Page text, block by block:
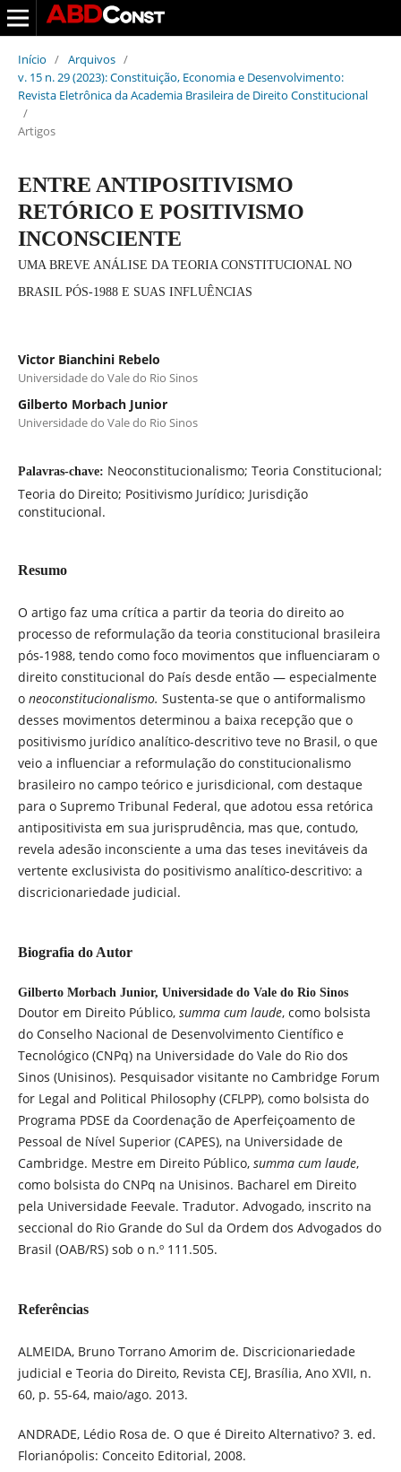
Início / Arquivos /
v. 15 n. 29 (2023): Constituição, Economia e Desenvolvimento:
Revista Eletrônica da Academia Brasileira de Direito Constitucional
/
Artigos
ENTRE ANTIPOSITIVISMO
RETÓRICO E POSITIVISMO
INCONSCIENTE
UMA BREVE ANÁLISE DA TEORIA CONSTITUCIONAL NO
BRASIL PÓS-1988 E SUAS INFLUÊNCIAS
Victor Bianchini Rebelo
Universidade do Vale do Rio Sinos
Gilberto Morbach Junior
Universidade do Vale do Rio Sinos
Palavras-chave: Neoconstitucionalismo; Teoria Constitucional;
Teoria do Direito; Positivismo Jurídico; Jurisdição
constitucional.
Resumo
O artigo faz uma crítica a partir da teoria do direito ao
processo de reformulação da teoria constitucional brasileira
pós-1988, tendo como foco movimentos que influenciaram o
direito constitucional do País desde então — especialmente
o neoconstitucionalismo. Sustenta-se que o antiformalismo
desses movimentos determinou a baixa recepção que o
positivismo jurídico analítico-descritivo teve no Brasil, o que
veio a influenciar a reformulação do constitucionalismo
brasileiro no campo teórico e jurisdicional, com destaque
para o Supremo Tribunal Federal, que adotou essa retórica
antipositivista em sua jurisprudência, mas que, contudo,
revela adesão inconsciente a uma das teses inevitáveis da
vertente exclusivista do positivismo analítico-descritivo: a
discricionariedade judicial.
Biografia do Autor
Gilberto Morbach Junior, Universidade do Vale do Rio Sinos
Doutor em Direito Público, summa cum laude, como bolsista
do Conselho Nacional de Desenvolvimento Científico e
Tecnológico (CNPq) na Universidade do Vale do Rio dos
Sinos (Unisinos). Pesquisador visitante no Cambridge Forum
for Legal and Political Philosophy (CFLPP), como bolsista do
Programa PDSE da Coordenação de Aperfeiçoamento de
Pessoal de Nível Superior (CAPES), na Universidade de
Cambridge. Mestre em Direito Público, summa cum laude,
como bolsista do CNPq na Unisinos. Bacharel em Direito
pela Universidade Feevale. Tradutor. Advogado, inscrito na
seccional do Rio Grande do Sul da Ordem dos Advogados do
Brasil (OAB/RS) sob o n.º 111.505.
Referências
ALMEIDA, Bruno Torrano Amorim de. Discricionariedade
judicial e Teoria do Direito, Revista CEJ, Brasília, Ano XVII, n.
60, p. 55-64, maio/ago. 2013.
ANDRADE, Lédio Rosa de. O que é Direito Alternativo? 3. ed.
Florianópolis: Conceito Editorial, 2008.